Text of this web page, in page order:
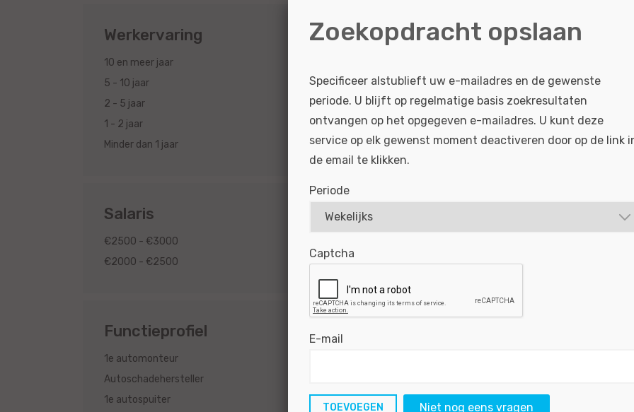
Werkervaring
10 en meer jaar
5 - 10 jaar
2 - 5 jaar
1 - 2 jaar
Minder dan 1 jaar
Salaris
€2500 - €3000
€2000 - €2500
Functieprofiel
1e automonteur
Autoschadehersteller
1e autospuiter
Zoekopdracht opslaan
Specificeer alstublieft uw e-mailadres en de gewenste
periode. U blijft op regelmatige basis zoekresultaten
ontvangen op het opgegeven e-mailadres. U kunt deze
service op elk gewenst moment deactiveren door op de link
de email te klikken.
Periode
Captcha
E-mail
Niet nog eens vragen